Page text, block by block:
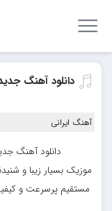
دانلود آهنگ
آهنگ ایرانی
دانلود آهنگ
موزیک بسیار زیبا و
مستقیم پرسرعت و